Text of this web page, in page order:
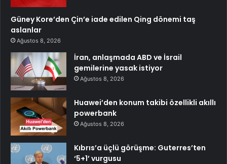
Güney Kore’den Çin’e iade edilen Qing dönemi taş
aslanlar
Ağustos 8, 2026
İran, anlaşmada ABD ve İsrail
gemilerine yasak istiyor
Ağustos 8, 2026
Huawei’den konum takibi özellikli akıllı
powerbank
Ağustos 8, 2026
Kıbrıs’a üçlü görüşme: Guterres’ten
‘5+1’ vurgusu